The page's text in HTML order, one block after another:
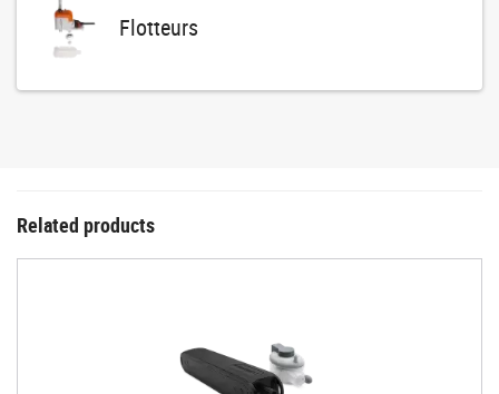
Flotteurs
Related products